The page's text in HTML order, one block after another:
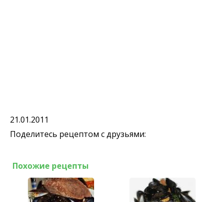
21.01.2011
Поделитесь рецептом с друзьями:
Похожие рецепты